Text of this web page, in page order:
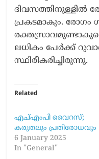
ദിവസത്തിനുള്ളിൽ
പ്രകടമാകും.
ലധികം പേർക്ക്
സ്ഥിരീകരിച്ചിരുന്നു.
Related
എച്എംപി വൈറസ്;
കരുതലും പ്രതിരോധവും
6 January 2025
In "General"